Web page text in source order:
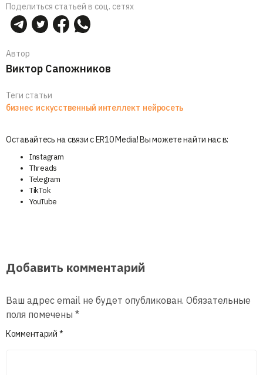
Поделиться статьей в соц. сетях
Автор
Виктор Сапожников
Теги статьи
бизнес искусственный интеллект нейросеть
Оставайтесь на связи с ER10 Media! Вы можете найти нас в:
Instagram
Threads
Telegram
TikTok
YouTube
Добавить комментарий
Ваш адрес email не будет опубликован. Обязательные
поля помечены *
Комментарий *